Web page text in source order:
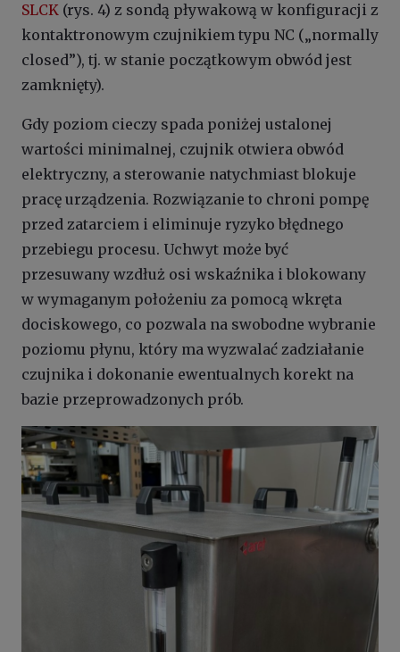
SLCK (rys. 4) z sondą pływakową w konfiguracji z
kontaktronowym czujnikiem typu NC („normally
closed”), tj. w stanie początkowym obwód jest
zamknięty).
Gdy poziom cieczy spada poniżej ustalonej
wartości minimalnej, czujnik otwiera obwód
elektryczny, a sterowanie natychmiast blokuje
pracę urządzenia. Rozwiązanie to chroni pompę
przed zatarciem i eliminuje ryzyko błędnego
przebiegu procesu. Uchwyt może być
przesuwany wzdłuż osi wskaźnika i blokowany
w wymaganym położeniu za pomocą wkręta
dociskowego, co pozwala na swobodne wybranie
poziomu płynu, który ma wyzwalać zadziałanie
czujnika i dokonanie ewentualnych korekt na
bazie przeprowadzonych prób.